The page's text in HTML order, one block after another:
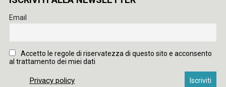
Email
Accetto le regole di riservatezza di questo sito e acconsento
al trattamento dei miei dati
Privacy policy